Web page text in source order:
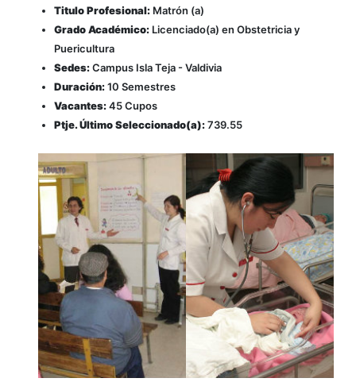
Titulo Profesional: Matrón (a)
Grado Académico: Licenciado(a) en Obstetricia y
Puericultura
Sedes:Campus Isla Teja - Valdivia
Duración:10 Semestres
Vacantes:45 Cupos
Ptje. Último Seleccionado(a):739.55